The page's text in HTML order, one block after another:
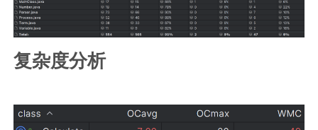
复杂度分析